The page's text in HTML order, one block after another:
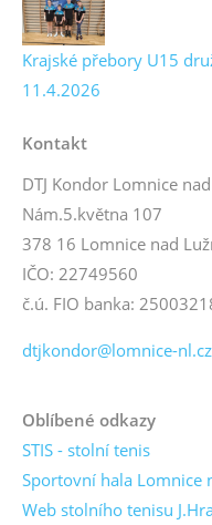
Krajské přebory U15
11.4.2026
Kontakt
DTJ Kondor Lomnice
Nám.5.května 107
378 16 Lomnice nad
IČO: 22749560
č.ú. FIO banka:
dtjkondor@lomnice-nl.cz
Oblíbené odkazy
STIS - stolní tenis
Sportovní hala Lomnice
Web stolního tenisu